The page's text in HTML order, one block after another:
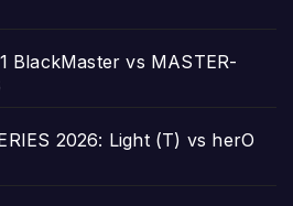
BlackMaster vs MASTER-
2026: Light (T) vs herO